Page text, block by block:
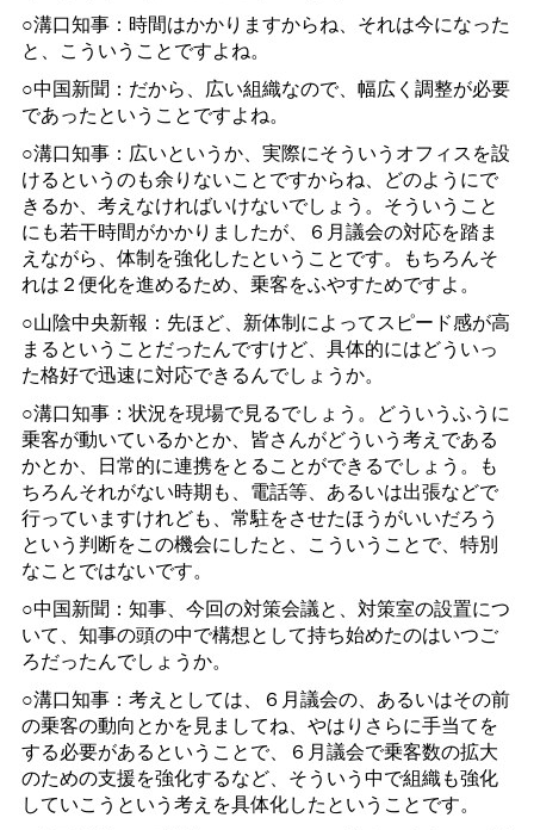
○溝口知事：時間はかかりますからね、それは今になった
と、こういうことですよね。
○中国新聞：だから、広い組織なので、幅広く調整が必要
であったということですよね。
○溝口知事：広いというか、実際にそういうオフィスを設
けるというのも余りないことですからね、どのようにで
きるか、考えなければいけないでしょう。そういうこと
にも若干時間がかかりましたが、６月議会の対応を踏ま
えながら、体制を強化したということです。もちろんそ
れは２便化を進めるため、乗客をふやすためですよ。
○山陰中央新報：先ほど、新体制によってスピード感が高
まるということだったんですけど、具体的にはどういっ
た格好で迅速に対応できるんでしょうか。
○溝口知事：状況を現場で見るでしょう。どういうふうに
乗客が動いているかとか、皆さんがどういう考えである
かとか、日常的に連携をとることができるでしょう。も
ちろんそれがない時期も、電話等、あるいは出張などで
行っていますけれども、常駐をさせたほうがいいだろう
という判断をこの機会にしたと、こういうことで、特別
なことではないです。
○中国新聞：知事、今回の対策会議と、対策室の設置につ
いて、知事の頭の中で構想として持ち始めたのはいつご
ろだったんでしょうか。
○溝口知事：考えとしては、６月議会の、あるいはその前
の乗客の動向とかを見ましてね、やはりさらに手当てを
する必要があるということで、６月議会で乗客数の拡大
のための支援を強化するなど、そういう中で組織も強化
していこうという考えを具体化したということです。